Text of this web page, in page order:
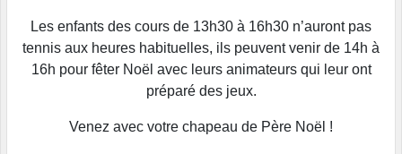
Les enfants des cours de 13h30 à 16h30 n’auront pas
tennis aux heures habituelles, ils peuvent venir de 14h à
16h pour fêter Noël avec leurs animateurs qui leur ont
préparé des jeux.
Venez avec votre chapeau de Père Noël !